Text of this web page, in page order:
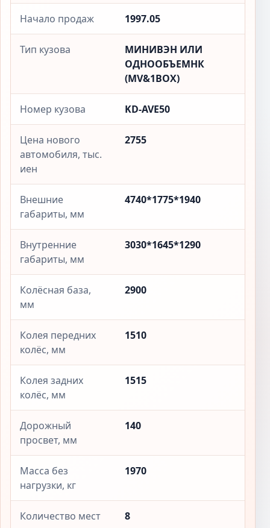
Начало продаж 1997.05
Тип кузова
МИНИВЭН ИЛИ
ОДНООБЪЕМНК
(MV&1BOX)
Номер кузова KD-AVE50
Цена нового
автомобиля, тыс.
иен
2755
Внешние
габариты, мм
4740*1775*1940
Внутренние
габариты, мм
3030*1645*1290
Колёсная база,
мм
2900
Колея передних
колёс, мм
1510
Колея задних
колёс, мм
1515
Дорожный
просвет, мм
140
Масса без
нагрузки, кг
1970
Количество мест 8